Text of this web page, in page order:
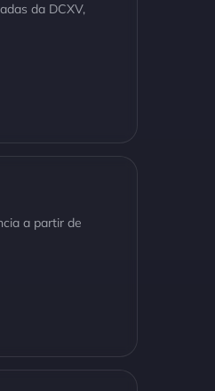
da DCXV,
a partir de